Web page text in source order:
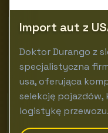
Import aut z
Doktor Durango z
specjalistyczna
usa, oferująca
selekcję
logistykę